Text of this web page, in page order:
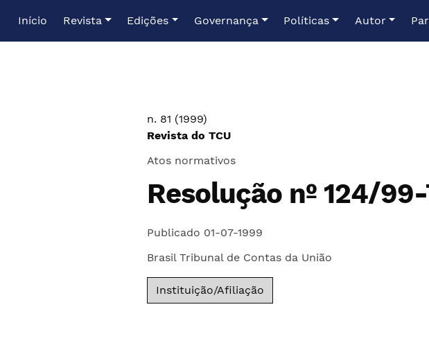
Início Revista Edições Governança Políticas Autor
n. 81 (1999)
Revista do TCU
Atos normativos
Resolução nº 124/99-
Publicado 01-07-1999
Brasil Tribunal de Contas da União
Instituição/Afiliação